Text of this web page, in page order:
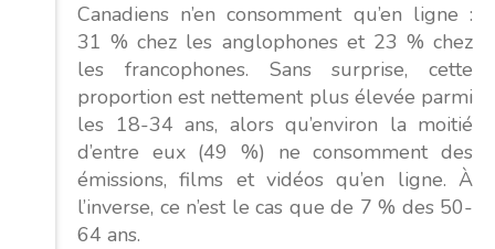
Canadiens n’en consomment qu’en ligne :
31 % chez les anglophones et 23 % chez
les francophones. Sans surprise, cette
proportion est nettement plus élevée parmi
les 18-34 ans, alors qu’environ la moitié
d’entre eux (49 %) ne consomment des
émissions, films et vidéos qu’en ligne. À
l’inverse, ce n’est le cas que de 7 % des 50-
64 ans.